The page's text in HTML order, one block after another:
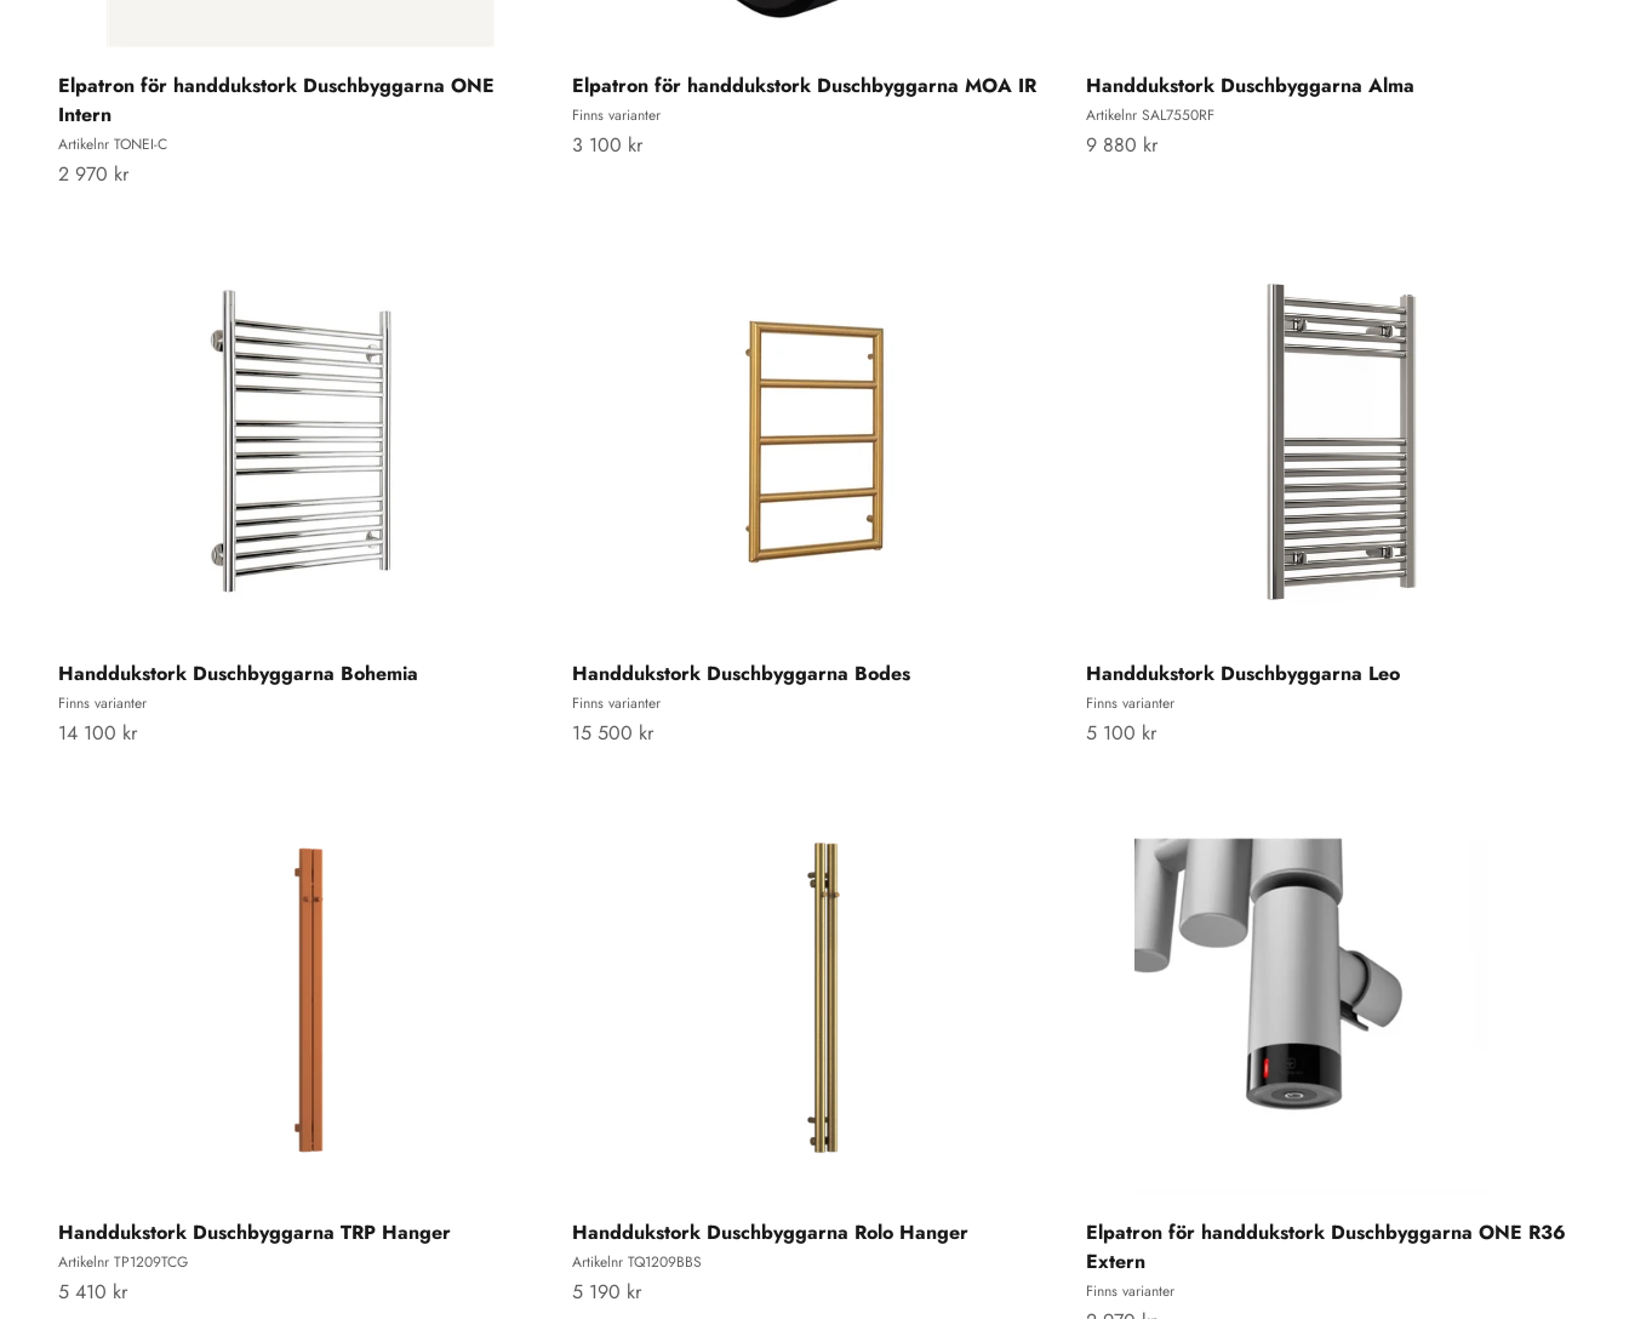
Elpatron för handdukstork Duschbyggarna ONE
Intern
Artikelnr TONEI-C
REA-pris
2 970 kr
Elpatron för handdukstork Duschbyggarna MOA IR
Finns varianter
REA-pris
3 100 kr
Handdukstork Duschbyggarna Alma
Artikelnr SAL7550RF
REA-pris
9 880 kr
Handdukstork Duschbyggarna Bohemia
Finns varianter
REA-pris
14 100 kr
Handdukstork Duschbyggarna Bodes
Finns varianter
REA-pris
15 500 kr
Handdukstork Duschbyggarna Leo
Finns varianter
REA-pris
5 100 kr
Handdukstork Duschbyggarna TRP Hanger
Artikelnr TP1209TCG
REA-pris
5 410 kr
Handdukstork Duschbyggarna Rolo Hanger
Artikelnr TQ1209BBS
REA-pris
5 190 kr
Elpatron för handdukstork Duschbyggarna ONE R36
Extern
Finns varianter